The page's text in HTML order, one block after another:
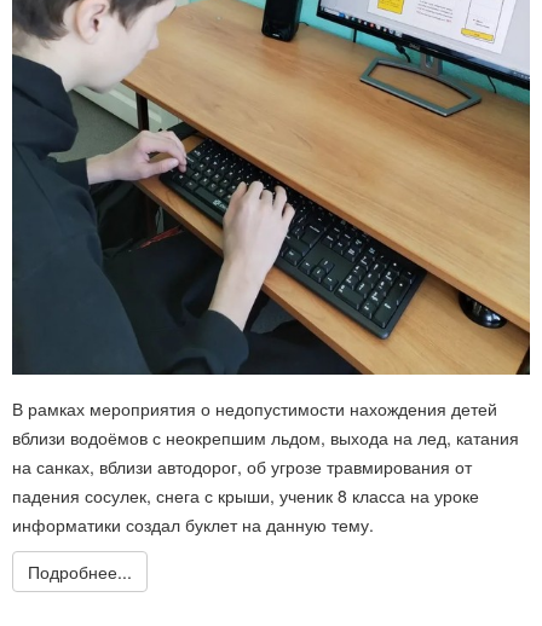
В рамках мероприятия о недопустимости нахождения детей
вблизи водоёмов с неокрепшим льдом, выхода на лед, катания
на санках, вблизи автодорог, об угрозе травмирования от
падения сосулек, снега с крыши, ученик 8 класса на уроке
информатики создал буклет на данную тему.
Подробнее...